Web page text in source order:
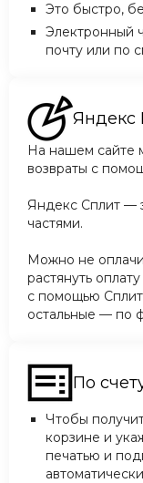
Это быстро,
Электронный
почту или по
Яндекс
На нашем сайте
возвраты с
Яндекс Cплит —
частями.
Можно не
растянуть
с помощью
остальные — по
По
Чтобы
корзине и
печатью и